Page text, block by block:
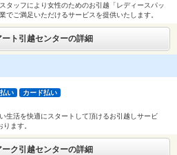
タッフにより女性のためのお引越「レディースパッ
でご満足いただけるサービスを提供いたします。
ト引越センターの詳細
い カード払い
生活を快適にスタートして頂けるお引越しサービ
ます。
ク引越センターの詳細